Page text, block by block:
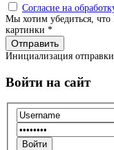
Согласие на
Мы хотим убедиться,
картинки *
Отправить
Инициализация
Войти на сайт
Войти